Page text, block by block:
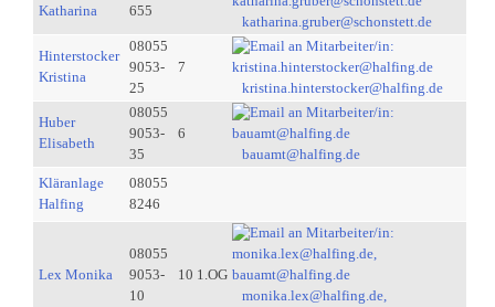
Katharina
655
katharina.gruber@schonstett.de
Hinterstocker
Kristina
08055
9053-
25
7
kristina.hinterstocker@halfing.de
Huber
Elisabeth
08055
9053-
35
6
bauamt@halfing.de
Kläranlage
Halfing
08055
8246
Lex Monika
08055
9053-
10
10 1.OG
monika.lex@halfing.de,